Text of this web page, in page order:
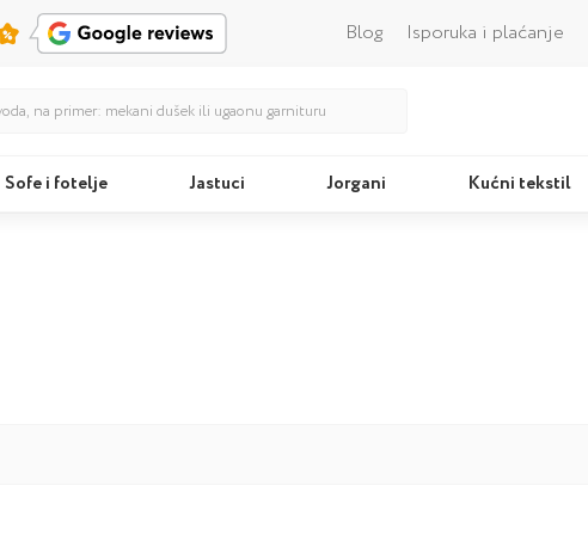
Blog Isporuka i plaćanje
Sofe i fotelje Jastuci Jorgani Kućni tekstil